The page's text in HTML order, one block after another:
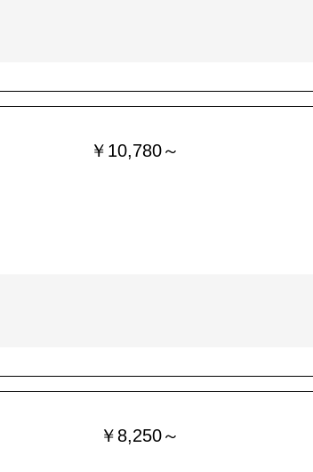
￥10,780～
￥8,250～